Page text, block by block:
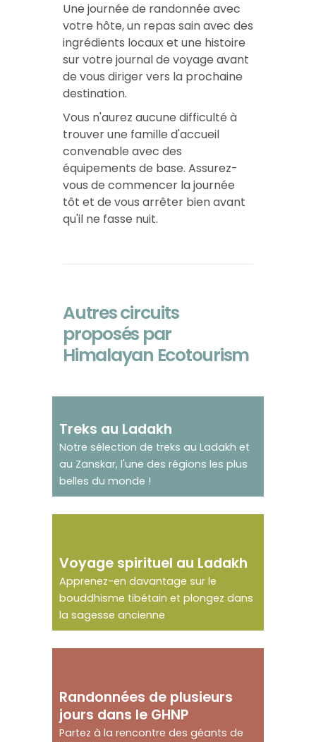
Une journée de randonnée avec
votre hôte, un repas sain avec des
ingrédients locaux et une histoire
sur votre journal de voyage avant
de vous diriger vers la prochaine
destination.
Vous n'aurez aucune difficulté à
trouver une famille d'accueil
convenable avec des
équipements de base. Assurez-
vous de commencer la journée
tôt et de vous arrêter bien avant
qu'il ne fasse nuit.
Autres circuits
proposés par
Himalayan Ecotourism
Le grand Himalaya à
pied !
Treks au Ladakh
Notre sélection de treks au Ladakh et
au Zanskar, l'une des régions les plus
belles du monde !
voyage spirituel
Voyage spirituel au Ladakh
Apprenez-en davantage sur le
bouddhisme tibétain et plongez dans
la sagesse ancienne
dans un site du
patrimoine mondial
Randonnées de plusieurs
jours dans le GHNP
Partez à la rencontre des géants de